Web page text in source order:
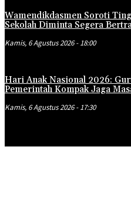
Wamendikdasmen Soroti
Sekolah Diminta Segera
Kamis, 6 Agustus 2026 - 18:00
Hari Anak Nasional 2026:
Pemerintah Kompak Jaga
Kamis, 6 Agustus 2026 - 17:30